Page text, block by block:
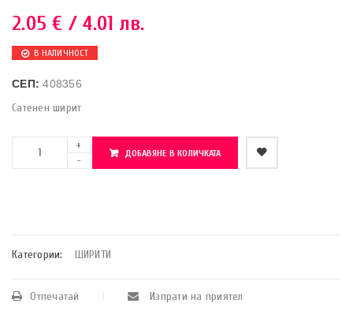
2.05€ / 4.01 лв.
В НАЛИЧНОСТ
СЕП:408356
Сатенен ширит
ДОБАВЯНЕ В КОЛИЧКАТА
Категории: ШИРИТИ
Отпечатай Изпрати на приятел